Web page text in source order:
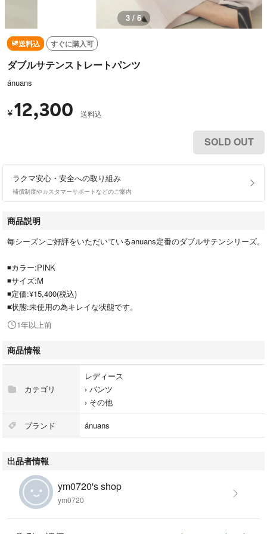
3 / 6
送料込 すぐに購入可
ダブルサテンストレートパンツ
ánuans
¥12,300 送料込
SOLD OUT
ラクマ安心・安全への取り組み
補償制度やカスタマーサポートなどのご案内
商品説明
毎シーズンご好評をいただいているanuans定番のダブルサテンシリーズ。
◾️カラー:PINK
◾️サイズ:M
◾️定価:¥15,400(税込)
◾️状態:未使用の為キレイな状態です。
1年以上前
商品情報
カテゴリ
レディース
› パンツ
› その他
ブランド ánuans
出品者情報
ym0720's shop
ym0720